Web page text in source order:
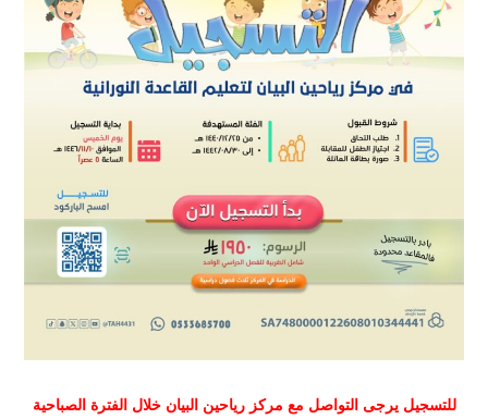
للتسجيل يرجى التواصل مع مركز رياحين البيان خلال الفترة الصباحية